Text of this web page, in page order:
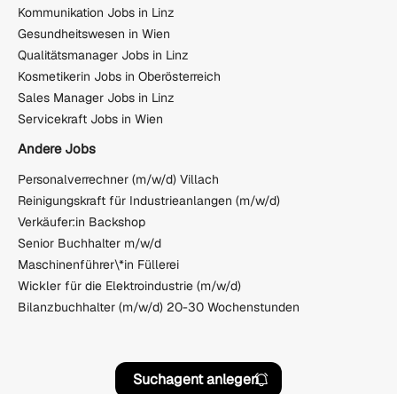
Kommunikation Jobs in Linz
Gesundheitswesen in Wien
Qualitätsmanager Jobs in Linz
Kosmetikerin Jobs in Oberösterreich
Sales Manager Jobs in Linz
Servicekraft Jobs in Wien
Andere Jobs
Personalverrechner (m/w/d) Villach
Reinigungskraft für Industrieanlangen (m/w/d)
Verkäufer:in Backshop
Senior Buchhalter m/w/d
Maschinenführer\*in Füllerei
Wickler für die Elektroindustrie (m/w/d)
Bilanzbuchhalter (m/w/d) 20-30 Wochenstunden
Suchagent anlegen